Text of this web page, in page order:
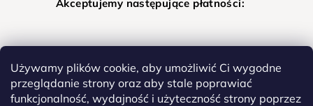
Używamy plików cookie, aby umożliwić Ci wygodne
przeglądanie strony oraz aby stale poprawiać
funkcjonalność, wydajność i użyteczność strony poprzez
Akceptujemy następujące płatności:
Wysyłka: